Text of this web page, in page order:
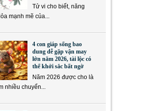
Tử vi cho biết, năng
mạnh mẽ của...
4 con giáp sống bao
dung dễ gặp vận may
lớn năm 2026, tài lộc có
thể khởi sắc bất ngờ
Năm 2026 được cho là
nhiều chuyển...